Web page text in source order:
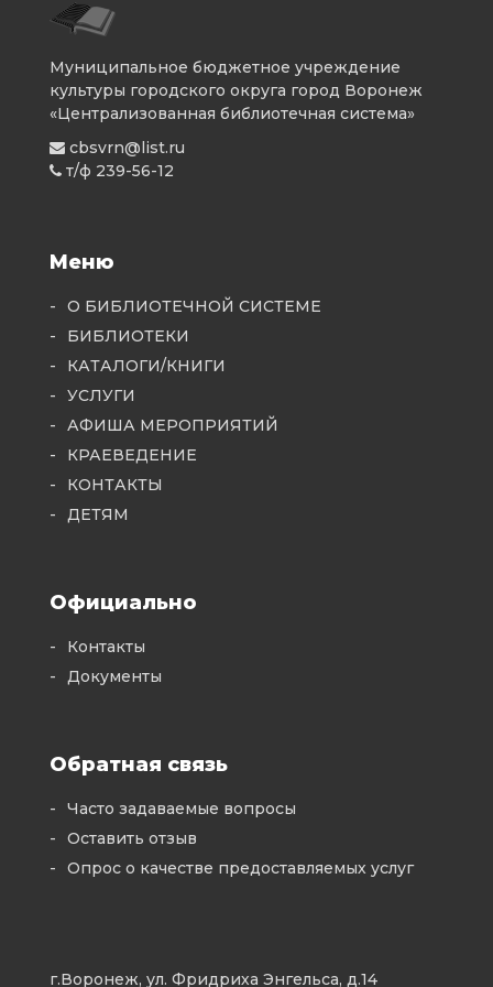
Муниципальное бюджетное учреждение
культуры городского округа город Воронеж
«Централизованная библиотечная система»
cbsvrn@list.ru
т/ф 239-56-12
Меню
О БИБЛИОТЕЧНОЙ СИСТЕМЕ
БИБЛИОТЕКИ
КАТАЛОГИ/КНИГИ
УСЛУГИ
АФИША МЕРОПРИЯТИЙ
КРАЕВЕДЕНИЕ
КОНТАКТЫ
ДЕТЯМ
Официально
Контакты
Документы
Обратная связь
Часто задаваемые вопросы
Оставить отзыв
Опрос о качестве предоставляемых услуг
г.Воронеж, ул. Фридриха Энгельса, д.14